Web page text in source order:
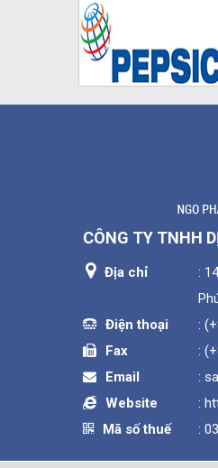
CÔNG TY TNHH
Địa chỉ
:
Điện thoại
:
Fax
:
Email
:
Website
:
Mã số thuế
: